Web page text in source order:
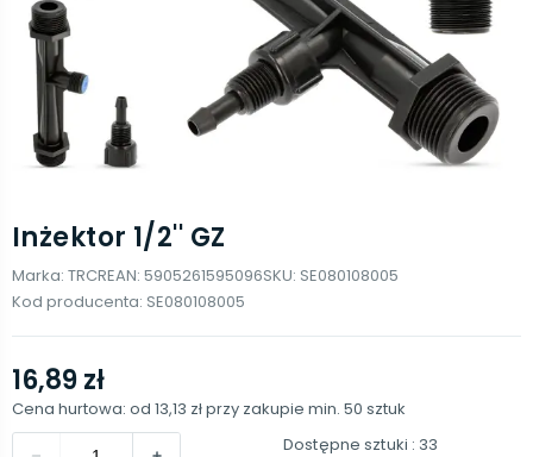
Inżektor 1/2'' GZ
Marka: TRCREAN: 5905261595096SKU: SE080108005
Kod producenta: SE080108005
16,89 zł
Cena hurtowa: od 13,13 złprzy zakupie min. 50 sztuk
Dostępne sztuki : 33